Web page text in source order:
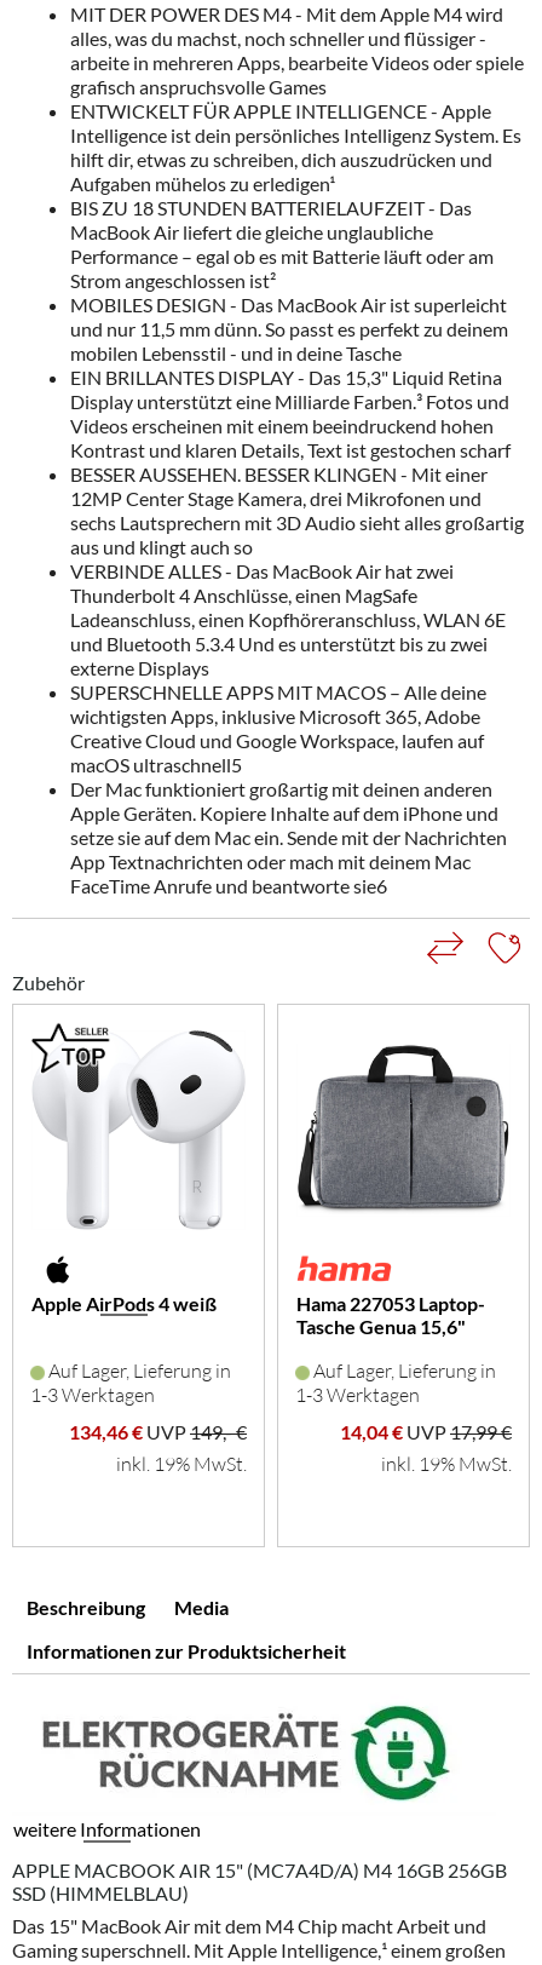
MIT DER POWER DES M4 - Mit dem Apple M4 wird
alles, was du machst, noch schneller und flüssiger -
arbeite in mehreren Apps, bearbeite Videos oder spiele
grafisch anspruchsvolle Games
ENTWICKELT FÜR APPLE INTELLIGENCE - Apple
Intelligence ist dein persönliches Intelligenz System. Es
hilft dir, etwas zu schreiben, dich auszudrücken und
Aufgaben mühelos zu erledigen¹
BIS ZU 18 STUNDEN BATTERIELAUFZEIT - Das
MacBook Air liefert die gleiche unglaubliche
Performance – egal ob es mit Batterie läuft oder am
Strom angeschlossen ist²
MOBILES DESIGN - Das MacBook Air ist superleicht
und nur 11,5 mm dünn. So passt es perfekt zu deinem
mobilen Lebensstil - und in deine Tasche
EIN BRILLANTES DISPLAY - Das 15,3" Liquid Retina
Display unterstützt eine Milliarde Farben.³ Fotos und
Videos erscheinen mit einem beeindruckend hohen
Kontrast und klaren Details, Text ist gestochen scharf
BESSER AUSSEHEN. BESSER KLINGEN - Mit einer
12MP Center Stage Kamera, drei Mikrofonen und
sechs Lautsprechern mit 3D Audio sieht alles großartig
aus und klingt auch so
VERBINDE ALLES - Das MacBook Air hat zwei
Thunderbolt 4 Anschlüsse, einen MagSafe
Ladeanschluss, einen Kopfhöreranschluss, WLAN 6E
und Bluetooth 5.3.4 Und es unterstützt bis zu zwei
externe Displays
SUPERSCHNELLE APPS MIT MACOS – Alle deine
wichtigsten Apps, inklusive Microsoft 365, Adobe
Creative Cloud und Google Workspace, laufen auf
macOS ultraschnell5
Der Mac funktioniert großartig mit deinen anderen
Apple Geräten. Kopiere Inhalte auf dem iPhone und
setze sie auf dem Mac ein. Sende mit der Nachrichten
App Textnachrichten oder mach mit deinem Mac
FaceTime Anrufe und beantworte sie6
Zubehör
Apple AirPods 4 weiß
Auf Lager, Lieferung in
1-3 Werktagen
134,46 € UVP149,- €
inkl. 19% MwSt.
Hama 227053 Laptop-
Tasche Genua 15,6"
Auf Lager, Lieferung in
1-3 Werktagen
14,04 € UVP17,99 €
inkl. 19% MwSt.
Beschreibung
Media
Informationen zur Produktsicherheit
weitere Informationen
APPLE MACBOOK AIR 15" (MC7A4D/A) M4 16GB 256GB
SSD (HIMMELBLAU)
Das 15" MacBook Air mit dem M4 Chip macht Arbeit und
Gaming superschnell. Mit Apple Intelligence,¹ einem großen